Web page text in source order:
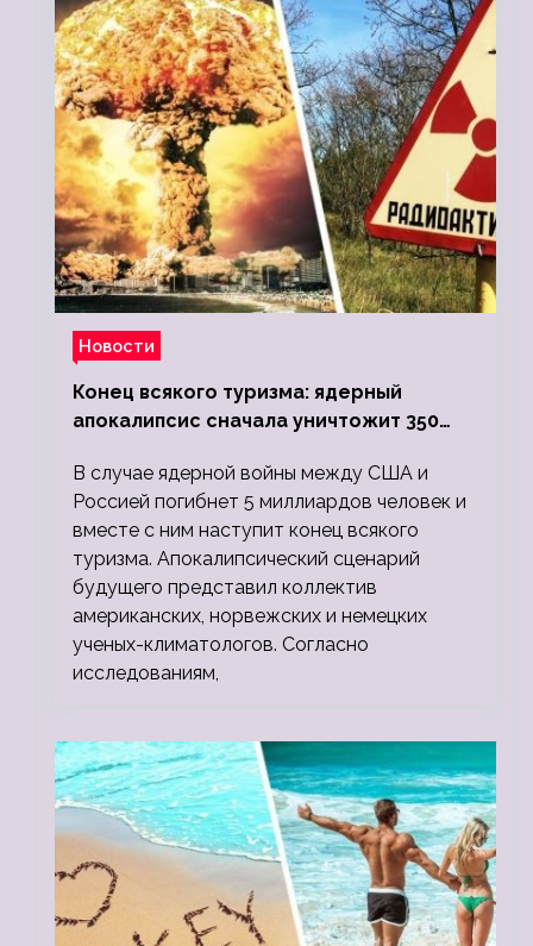
Новости
Конец всякого туризма: ядерный
апокалипсис сначала уничтожит 350
людей
В случае ядерной войны между США и
Россией погибнет 5 миллиардов человек и
вместе с ним наступит конец всякого
туризма. Апокалипсический сценарий
будущего представил коллектив
американских, норвежских и немецких
ученых-климатологов. Согласно
исследованиям,